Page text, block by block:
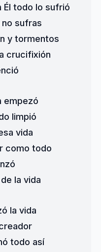
Él todo lo sufrió
no sufras
y tormentos
crucifixión
empezó
limpió
vida
como todo
la vida
la vida
todo así